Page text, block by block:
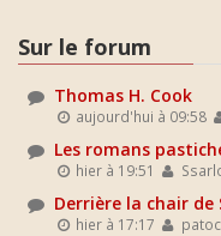
Sur le forum
Thomas H. Cook
aujourd'hui à 09:58
Les romans
hier à 19:51
Derrière la chair
hier à 17:17